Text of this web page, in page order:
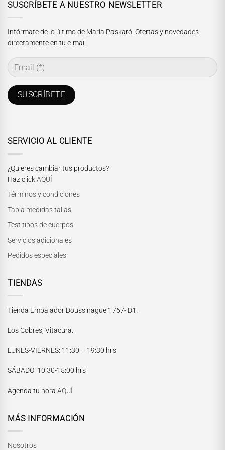
SUSCRÍBETE A NUESTRO NEWSLETTER
Infórmate de lo último de María Paskaró. Ofertas y novedades
directamente en tu e-mail.
SERVICIO AL CLIENTE
¿Quieres cambiar tus productos?
Haz clickAQUÍ
Términos y condiciones
Tabla medidas tallas
Test tipos de cuerpos
Servicios adicionales
Pedidos especiales
TIENDAS
Tienda Embajador Doussinague 1767- D1.
Los Cobres, Vitacura.
LUNES-VIERNES: 11:30 – 19:30 hrs
SÁBADO: 10:30-15:00 hrs
Agenda tu hora AQUÍ
MÁS INFORMACIÓN
Nosotros
María Paskaró